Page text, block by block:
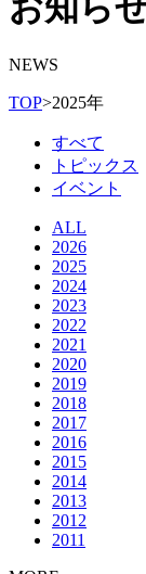
NEWS
TOP>2025年
すべて
トピックス
イベント
ALL
2026
2025
2024
2023
2022
2021
2020
2019
2018
2017
2016
2015
2014
2013
2012
2011